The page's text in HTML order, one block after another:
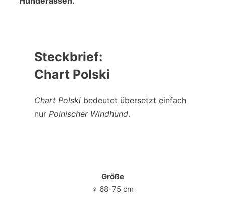
Steckbrief:
Chart Polski
Chart Polski bedeutet übersetzt einfach
nur Polnischer Windhund.
Größe
♀ 68-75 cm